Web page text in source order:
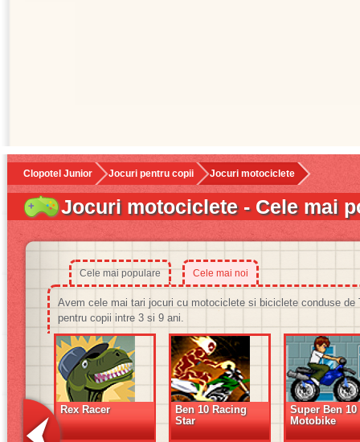
Clopotel Junior Jocuri pentru copii Jocuri motociclete
Jocuri motociclete - Cele mai
Cele mai populare Cele mai noi
Avem cele mai tari jocuri cu motociclete si biciclete conduse
pentru copii intre 3 si 9 ani.
Rex Racer
Ben 10 Racing
Star
Super Ben 10
Motobike